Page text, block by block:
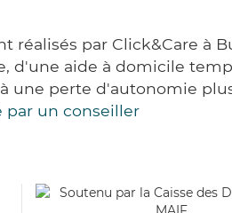
réalisés par Click&Care à
d'une aide à domicile
une perte d'autonomie
par un conseiller